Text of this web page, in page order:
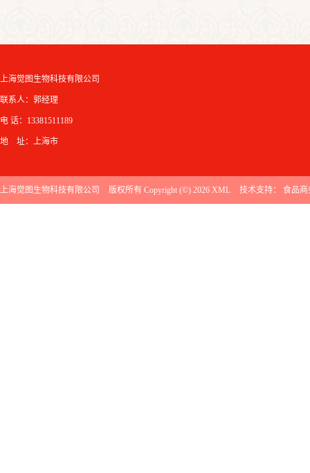
上海觉图生物科技有限公司
联系人：郭经理
电 话：13381511189
地 址：上海市
上海觉图生物科技有限公司 版权所有 Copyright (©) 2026 XML 技术支持： 食品商